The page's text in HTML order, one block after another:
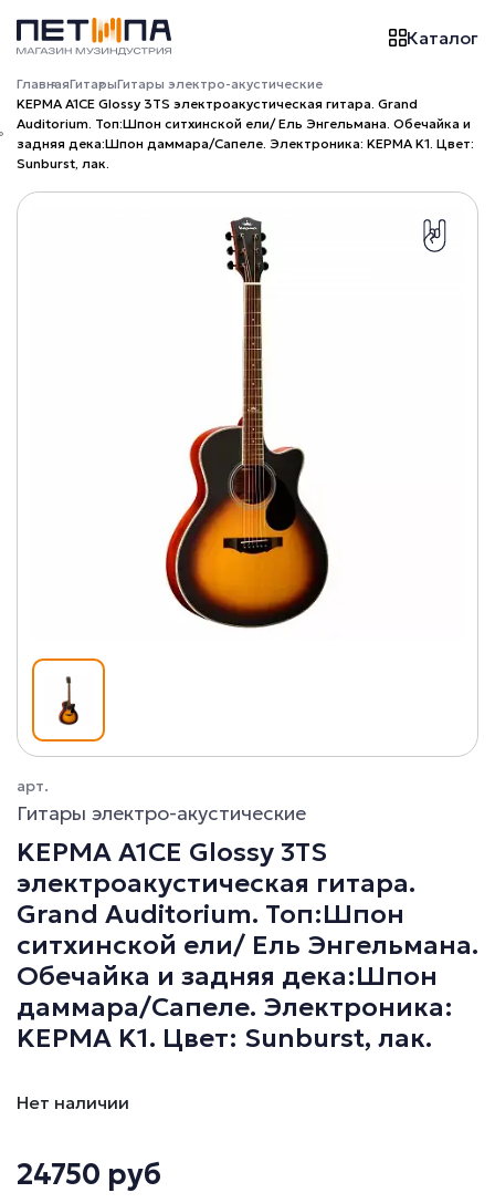
Каталог
ГлавнаяГитарыГитары электро-акустические
KEPMA A1CE Glossy 3TS электроакустическая гитара. Grand
Auditorium. Топ:Шпон ситхинской ели/ Ель Энгельмана. Обечайка и
задняя дека:Шпон даммара/Сапеле. Электроника: KEPMA K1. Цвет:
Sunburst, лак.
арт.
Гитары электро-акустические
KEPMA A1CE Glossy 3TS
электроакустическая гитара.
Grand Auditorium. Топ:Шпон
ситхинской ели/ Ель Энгельмана.
Обечайка и задняя дека:Шпон
даммара/Сапеле. Электроника:
KEPMA K1. Цвет: Sunburst, лак.
Нет наличии
24750 руб